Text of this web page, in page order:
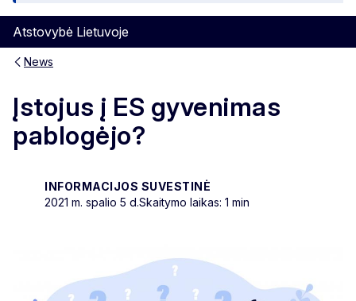
Atstovybė Lietuvoje
News
Įstojus į ES gyvenimas
pablogėjo?
INFORMACIJOS SUVESTINĖ
2021 m. spalio 5 d.Skaitymo laikas: 1 min